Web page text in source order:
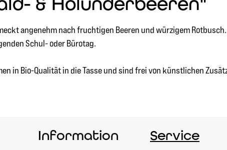
angenehm nach fruchtigen Beeren und würzigem
Schul- oder Bürotag.
in Bio-Qualität in die Tasse und sind frei von künstlichen
Information Service